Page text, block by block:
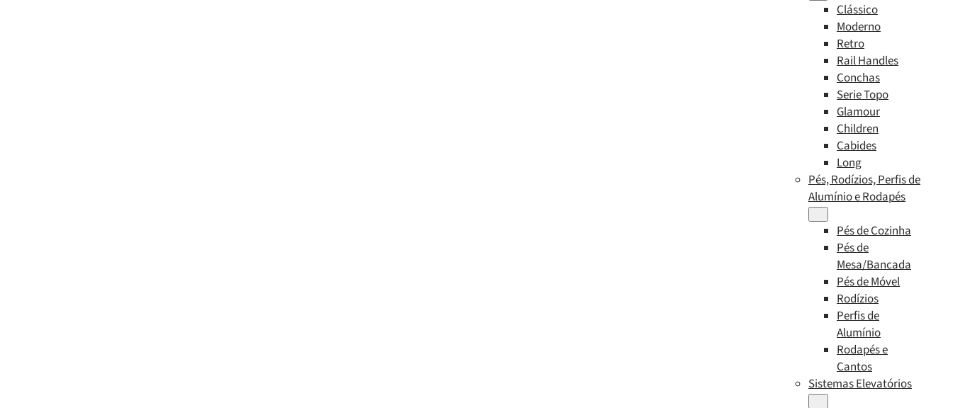
Clássico
Moderno
Retro
Rail Handles
Conchas
Serie Topo
Glamour
Children
Cabides
Long
Pés, Rodízios, Perfis de
Alumínio e Rodapés
Pés de Cozinha
Pés de
Mesa/Bancada
Pés de Móvel
Rodízios
Perfis de
Alumínio
Rodapés e
Cantos
Sistemas Elevatórios